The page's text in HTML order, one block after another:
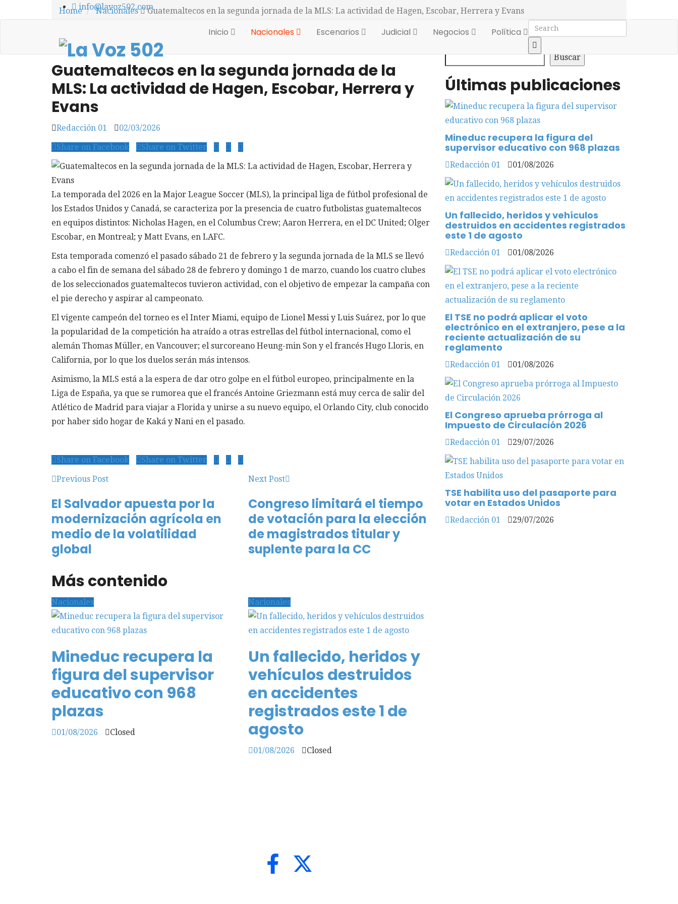
info@lavoz502.com
Inicio Nacionales Escenarios Judicial Negocios Política
Home Nacionales Guatemaltecos en la segunda jornada de la MLS: La actividad de Hagen, Escobar, Herrera y Evans
Nacionales
Guatemaltecos en la segunda jornada de la
MLS: La actividad de Hagen, Escobar, Herrera y
Evans
Redacción 01
02/03/2026
Share on Facebook
Share on Twitter
La temporada del 2026 en la Major League Soccer (MLS), la principal liga de fútbol profesional de
los Estados Unidos y Canadá, se caracteriza por la presencia de cuatro futbolistas guatemaltecos
en equipos distintos: Nicholas Hagen, en el Columbus Crew; Aaron Herrera, en el DC United; Olger
Escobar, en Montreal; y Matt Evans, en LAFC.
Esta temporada comenzó el pasado sábado 21 de febrero y la segunda jornada de la MLS se llevó
a cabo el fin de semana del sábado 28 de febrero y domingo 1 de marzo, cuando los cuatro clubes
de los seleccionados guatemaltecos tuvieron actividad, con el objetivo de empezar la campaña con
el pie derecho y aspirar al campeonato.
El vigente campeón del torneo es el Inter Miami, equipo de Lionel Messi y Luis Suárez, por lo que
la popularidad de la competición ha atraído a otras estrellas del fútbol internacional, como el
alemán Thomas Müller, en Vancouver; el surcoreano Heung-min Son y el francés Hugo Lloris, en
California, por lo que los duelos serán más intensos.
Asimismo, la MLS está a la espera de dar otro golpe en el fútbol europeo, principalmente en la
Liga de España, ya que se rumorea que el francés Antoine Griezmann está muy cerca de salir del
Atlético de Madrid para viajar a Florida y unirse a su nuevo equipo, el Orlando City, club conocido
por haber sido hogar de Kaká y Nani en el pasado.
Share on Facebook
Share on Twitter
Previous Post
El Salvador apuesta por la
modernización agrícola en
medio de la volatilidad
global
Next Post
Congreso limitará el tiempo
de votación para la elección
de magistrados titular y
suplente para la CC
Más contenido
Nacionales
Mineduc recupera la
figura del supervisor
educativo con 968
plazas
01/08/2026 Closed
Nacionales
Un fallecido, heridos y
vehículos destruidos
en accidentes
registrados este 1 de
agosto
01/08/2026 Closed
Buscar
Buscar
Últimas publicaciones
Mineduc recupera la figura del
supervisor educativo con 968 plazas
Redacción 01 01/08/2026
Un fallecido, heridos y vehículos
destruidos en accidentes registrados
este 1 de agosto
Redacción 01 01/08/2026
El TSE no podrá aplicar el voto
electrónico en el extranjero, pese a la
reciente actualización de su
reglamento
Redacción 01 01/08/2026
El Congreso aprueba prórroga al
Impuesto de Circulación 2026
Redacción 01 29/07/2026
TSE habilita uso del pasaporte para
votar en Estados Unidos
Redacción 01 29/07/2026